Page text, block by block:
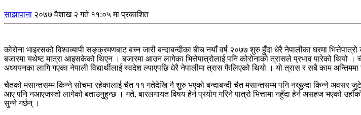
साझापाना २०७७ वैशाख २ गते ११:०५ मा प्रकाशित
कोरोना भाइरसको विश्वव्यापी सङ्क्रमणबाट बच्न जारी बन्दाबन्दीका बीच नयाँ वर्ष २०७७ शुरु हुँदा धेरै नेपालीका घरमा
बजारमा यथेष्ट मात्रा आइसकेको थिएन । बजारमा आउन लागेका भित्तेपात्रोलाई पनि कोरोनाको त्रासले प्रभाव पारेको थियो
अध्ययनका लागि गएका नेपाली विद्यार्थीलाई स्वदेश ल्याएपछि धेरै नेपालीमा त्रास फैलिएको थियो । यो त्रास र सबै काम
चैतको मसान्तसम्म किन्ने सोचमा रहेकालाई चैत ११ गतेदेखि नै शुरु भएको बन्दाबन्दी चैत मसान्तसम्म पनि नखुल्दा किन्ने अवसर जुटेन
आए पनि नआएजस्तो लागेको बताउनुहुन्छ । गते, बारलगायत विषय हेर्न प्रयोग गरिने पात्रो भित्तामा नहुँदा हेर्न असहज भएको
सुन्ने गर्छन् ।